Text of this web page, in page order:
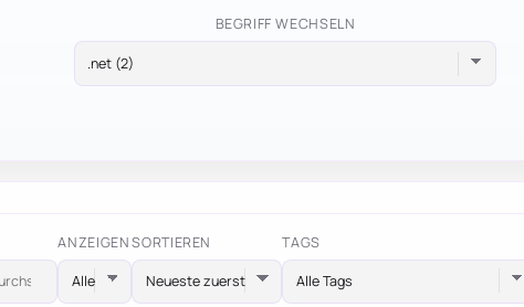
BEGRIFF WECHSELN
ANZEIGEN SORTIEREN TAGS
Alle Tags